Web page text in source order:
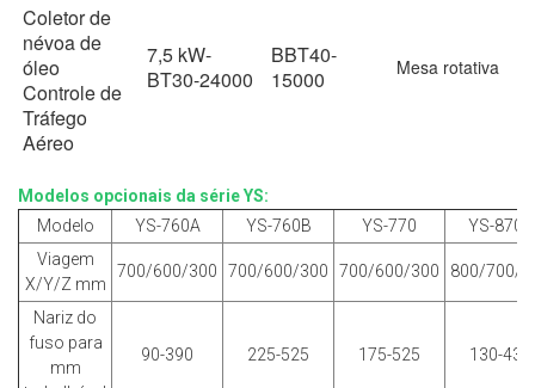
Coletor de
névoa de
óleo
Controle de
Tráfego
Aéreo
7,5 kW-
BT30-24000
BBT40-
15000
Mesa rotativa
Modelos opcionais da série YS:
Modelo
YS-760A YS-760B YS-770
YS-870A
Viagem
X/Y/Z mm
700/600/300 700/600/300 700/600/300 800/700/
Nariz do
fuso para
mm
90-390 225-525 175-525 130-430